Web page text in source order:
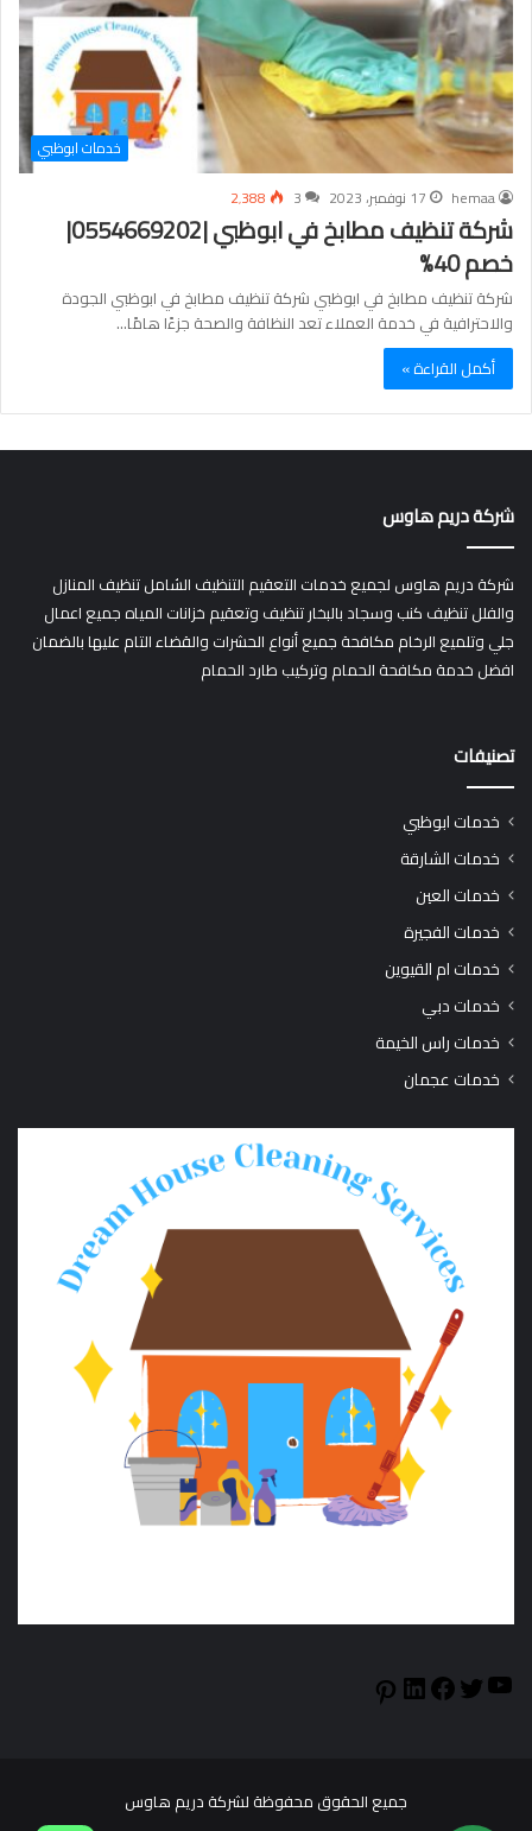
خدمات ابوظبي
hemaa
17 نوفمبر، 2023 3 2٬388
شركة تنظيف مطابخ في ابوظبي |0554669202|
خصم 40%
شركة تنظيف مطابخ في ابوظبي شركة تنظيف مطابخ في ابوظبي الجودة
والاحترافية في خدمة العملاء تعد النظافة والصحة جزءًا هامًا…
أكمل القراءة »
شركة دريم هاوس
شركة دريم هاوس لجميع خدمات التعقيم التنظيف الشامل تنظيف المنازل
والفلل تنظيف كنب وسجاد بالبخار تنظيف وتعقيم خزانات المياه جميع اعمال
جلي وتلميع الرخام مكافحة جميع أنواع الحشرات والقضاء التام عليها بالضمان
افضل خدمة مكافحة الحمام وتركيب طارد الحمام
تصنيفات
خدمات ابوظبي
خدمات الشارقة
خدمات العين
خدمات الفجيرة
خدمات ام القيوين
خدمات دبي
خدمات راس الخيمة
خدمات عجمان
YouTube
Twitter
Facebook
LinkedIn
جميع الحقوق محفوظة لشركة دريم هاوس